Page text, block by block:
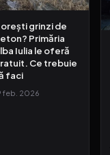
grinzi de
Primăria
Iulia le oferă
Ce trebuie
faci
feb. 2026